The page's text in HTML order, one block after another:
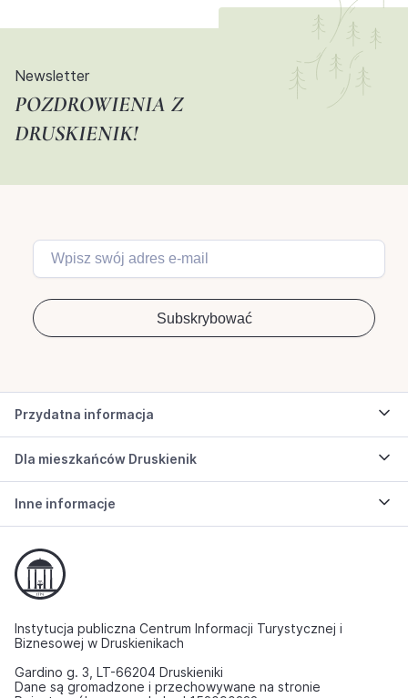
Newsletter
POZDROWIENIA Z
DRUSKIENIK!
Przydatna informacja
Dla mieszkańców Druskienik
Inne informacje
Instytucja publiczna Centrum Informacji Turystycznej i
Biznesowej w Druskienikach
Gardino g. 3, LT-66204 Druskieniki
Dane są gromadzone i przechowywane na stronie